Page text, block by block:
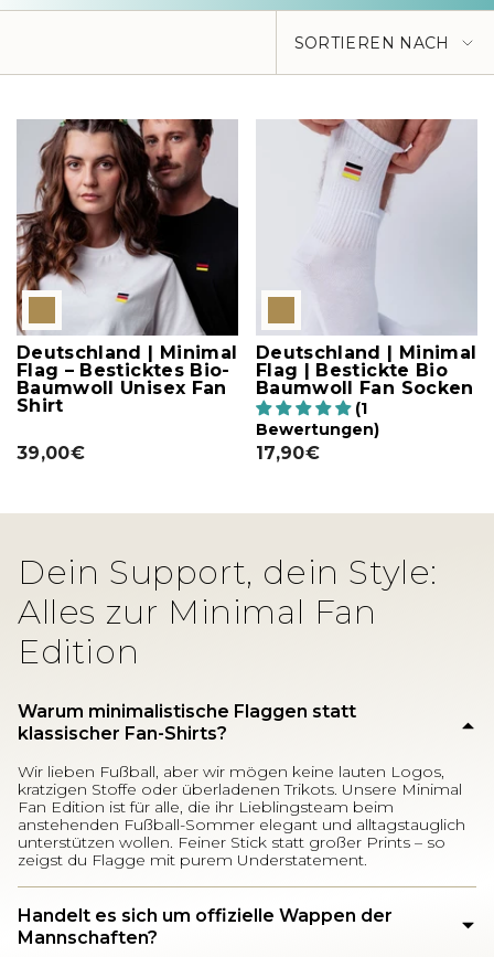
Sortieren
nach
SORTIEREN NACH
Deutschland | Minimal
Flag – Besticktes Bio-
Baumwoll Unisex Fan
Shirt
39,00€
Deutschland | Minimal
Flag | Bestickte Bio
Baumwoll Fan Socken
(1
Bewertungen)
17,90€
Dein Support, dein Style:
Alles zur Minimal Fan
Edition
Warum minimalistische Flaggen statt
klassischer Fan-Shirts?
Wir lieben Fußball, aber wir mögen keine lauten Logos,
kratzigen Stoffe oder überladenen Trikots. Unsere Minimal
Fan Edition ist für alle, die ihr Lieblingsteam beim
anstehenden Fußball-Sommer elegant und alltagstauglich
unterstützen wollen. Feiner Stick statt großer Prints – so
zeigst du Flagge mit purem Understatement.
Handelt es sich um offizielle Wappen der
Mannschaften?